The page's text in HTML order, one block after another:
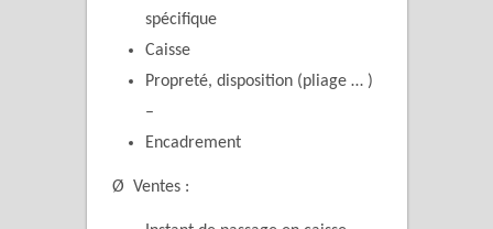
spécifique
Caisse
Propreté, disposition (pliage … )
–
Encadrement
Ø Ventes :